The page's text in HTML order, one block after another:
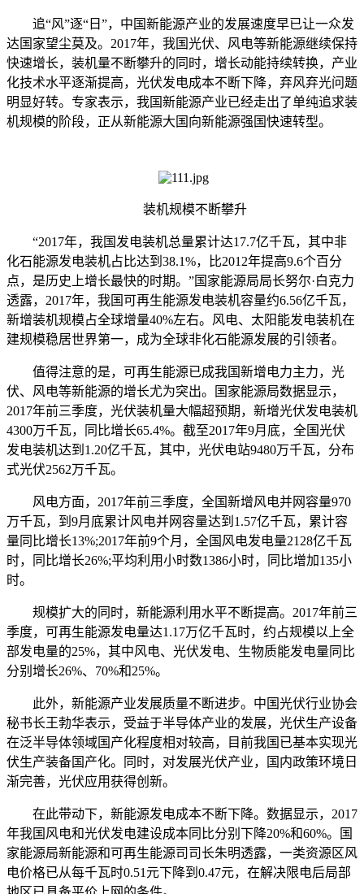
追“风”逐“日”，中国新能源产业的发展速度早已让一众发
达国家望尘莫及。2017年，我国光伏、风电等新能源继续保持
快速增长，装机量不断攀升的同时，增长动能持续转换，产业
化技术水平逐渐提高，光伏发电成本不断下降，弃风弃光问题
明显好转。专家表示，我国新能源产业已经走出了单纯追求装
机规模的阶段，正从新能源大国向新能源强国快速转型。
装机规模不断攀升
“2017年，我国发电装机总量累计达17.7亿千瓦，其中非
化石能源发电装机占比达到38.1%，比2012年提高9.6个百分
点，是历史上增长最快的时期。”国家能源局局长努尔·白克力
透露，2017年，我国可再生能源发电装机容量约6.56亿千瓦，
新增装机规模占全球增量40%左右。风电、太阳能发电装机在
建规模稳居世界第一，成为全球非化石能源发展的引领者。
值得注意的是，可再生能源已成我国新增电力主力，光
伏、风电等新能源的增长尤为突出。国家能源局数据显示，
2017年前三季度，光伏装机量大幅超预期，新增光伏发电装机
4300万千瓦，同比增长65.4%。截至2017年9月底，全国光伏
发电装机达到1.20亿千瓦，其中，光伏电站9480万千瓦，分布
式光伏2562万千瓦。
风电方面，2017年前三季度，全国新增风电并网容量970
万千瓦，到9月底累计风电并网容量达到1.57亿千瓦，累计容
量同比增长13%;2017年前9个月，全国风电发电量2128亿千瓦
时，同比增长26%;平均利用小时数1386小时，同比增加135小
时。
规模扩大的同时，新能源利用水平不断提高。2017年前三
季度，可再生能源发电量达1.17万亿千瓦时，约占规模以上全
部发电量的25%，其中风电、光伏发电、生物质能发电量同比
分别增长26%、70%和25%。
此外，新能源产业发展质量不断进步。中国光伏行业协会
秘书长王勃华表示，受益于半导体产业的发展，光伏生产设备
在泛半导体领域国产化程度相对较高，目前我国已基本实现光
伏生产装备国产化。同时，对发展光伏产业，国内政策环境日
渐完善，光伏应用获得创新。
在此带动下，新能源发电成本不断下降。数据显示，2017
年我国风电和光伏发电建设成本同比分别下降20%和60%。国
家能源局新能源和可再生能源司司长朱明透露，一类资源区风
电价格已从每千瓦时0.51元下降到0.47元，在解决限电后局部